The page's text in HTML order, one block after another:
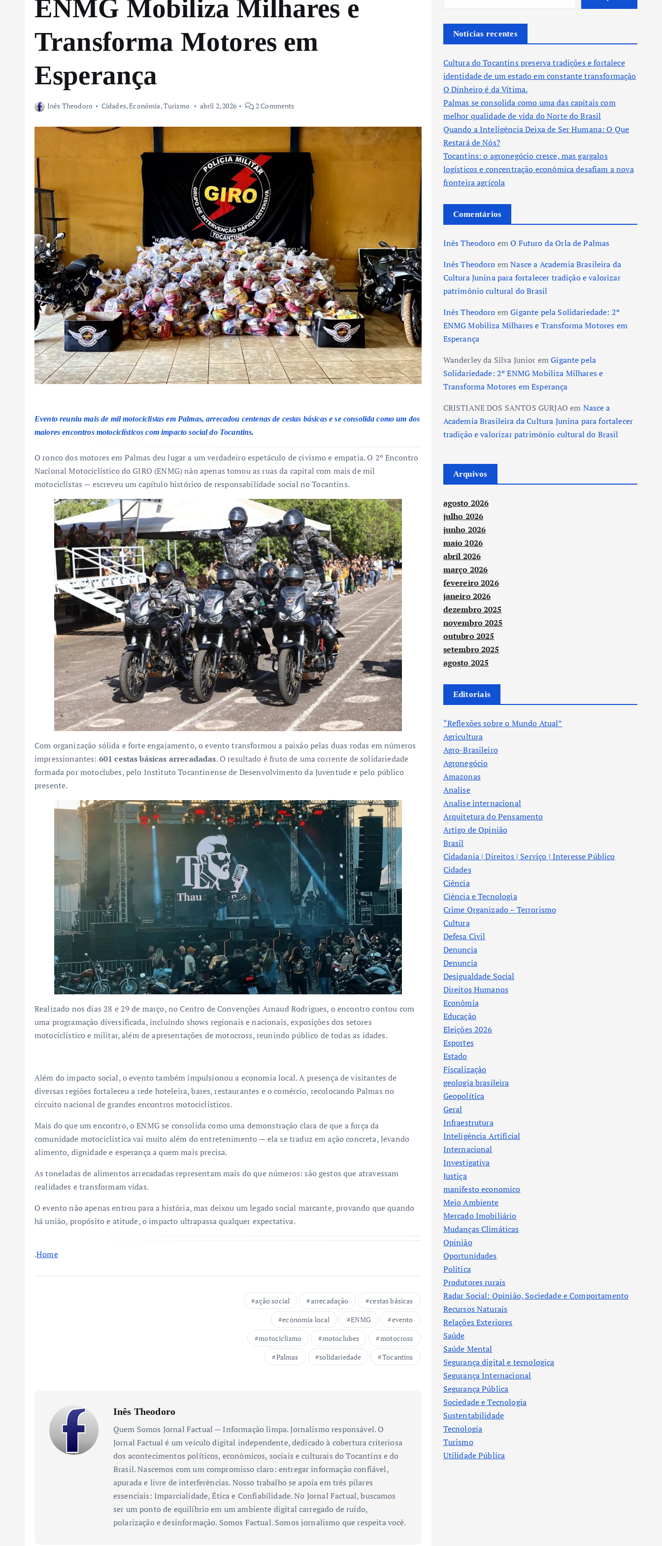
ENMG Mobiliza Milhares e
Transforma Motores em
Esperança
Inês Theodoro Cidades,Econômia,Turismo abril 2, 2026 2 Comments
Evento reuniu mais de mil motociclistas em Palmas, arrecadou centenas de cestas básicas e se consolida como um dos
maiores encontros motociclísticos com impacto social do Tocantins.
O ronco dos motores em Palmas deu lugar a um verdadeiro espetáculo de civismo e empatia. O 2º Encontro
Nacional Motociclístico do GIRO (ENMG) não apenas tomou as ruas da capital com mais de mil
motociclistas — escreveu um capítulo histórico de responsabilidade social no Tocantins.
Com organização sólida e forte engajamento, o evento transformou a paixão pelas duas rodas em números
impressionantes: 601 cestas básicas arrecadadas. O resultado é fruto de uma corrente de solidariedade
formada por motoclubes, pelo Instituto Tocantinense de Desenvolvimento da Juventude e pelo público
presente.
Realizado nos dias 28 e 29 de março, no Centro de Convenções Arnaud Rodrigues, o encontro contou com
uma programação diversificada, incluindo shows regionais e nacionais, exposições dos setores
motociclístico e militar, além de apresentações de motocross, reunindo público de todas as idades.
Além do impacto social, o evento também impulsionou a economia local. A presença de visitantes de
diversas regiões fortaleceu a rede hoteleira, bares, restaurantes e o comércio, recolocando Palmas no
circuito nacional de grandes encontros motociclísticos.
Mais do que um encontro, o ENMG se consolida como uma demonstração clara de que a força da
comunidade motociclística vai muito além do entretenimento — ela se traduz em ação concreta, levando
alimento, dignidade e esperança a quem mais precisa.
As toneladas de alimentos arrecadadas representam mais do que números: são gestos que atravessam
realidades e transformam vidas.
O evento não apenas entrou para a história, mas deixou um legado social marcante, provando que quando
há união, propósito e atitude, o impacto ultrapassa qualquer expectativa.
.Home
ação social arrecadação
cestas básicas
economia local
ENMG
evento
motociclismo
motoclubes
motocross
Palmas
solidariedade Tocantins
Inês Theodoro
Quem Somos Jornal Factual — Informação limpa. Jornalismo responsável. O
Jornal Factual é um veículo digital independente, dedicado à cobertura criteriosa
dos acontecimentos políticos, econômicos, sociais e culturais do Tocantins e do
Brasil. Nascemos com um compromisso claro: entregar informação confiável,
apurada e livre de interferências. Nosso trabalho se apoia em três pilares
essenciais: Imparcialidade, Ética e Confiabilidade. No Jornal Factual, buscamos
ser um ponto de equilíbrio em um ambiente digital carregado de ruído,
polarização e desinformação. Somos Factual. Somos jornalismo que respeita você.
Notícias recentes
Cultura do Tocantins preserva tradições e fortalece
identidade de um estado em constante transformação
O Dinheiro é da Vítima.
Palmas se consolida como uma das capitais com
melhor qualidade de vida do Norte do Brasil
Quando a Inteligência Deixa de Ser Humana: O Que
Restará de Nós?
Tocantins: o agronegócio cresce, mas gargalos
logísticos e concentração econômica desafiam a nova
fronteira agrícola
Comentários
Inês Theodoro emO Futuro da Orla de Palmas
Inês Theodoro emNasce a Academia Brasileira da
Cultura Junina para fortalecer tradição e valorizar
patrimônio cultural do Brasil
Inês Theodoro emGigante pela Solidariedade: 2º
ENMG Mobiliza Milhares e Transforma Motores em
Esperança
Wanderley da Silva Junior emGigante pela
Solidariedade: 2º ENMG Mobiliza Milhares e
Transforma Motores em Esperança
CRISTIANE DOS SANTOS GURJAO em Nasce a
Academia Brasileira da Cultura Junina para fortalecer
tradição e valorizar patrimônio cultural do Brasil
Arquivos
agosto 2026
julho 2026
junho 2026
maio 2026
abril 2026
março 2026
fevereiro 2026
janeiro 2026
dezembro 2025
novembro 2025
outubro 2025
setembro 2025
agosto 2025
Editoriais
“Reflexões sobre o Mundo Atual”
Agricultura
Agro-Brasileiro
Agronegócio
Amazonas
Analise
Analise internacional
Arquitetura do Pensamento
Artigo de Opinião
Brasil
Cidadania | Direitos | Serviço | Interesse Público
Cidades
Ciência
Ciência e Tecnologia
Crime Organizado – Terrorismo
Cultura
Defesa Civil
Denuncia
Denuncia
Desigualdade Social
Direitos Humanos
Econômia
Educação
Eleições 2026
Esportes
Estado
Fiscalização
geologia brasileira
Geopolítica
Geral
Infraestrutura
Inteligência Artificial
Internacional
Investigativa
Justiça
manifesto economico
Meio Ambiente
Mercado Imobiliário
Mudanças Climáticas
Opinião
Oportunidades
Política
Produtores rurais
Radar Social: Opinião, Sociedade e Comportamento
Recursos Naturais
Relações Exteriores
Saúde
Saúde Mental
Segurança digital e tecnologica
Segurança Internacional
Segurança Pública
Sociedade e Tecnologia
Sustentabilidade
Tecnologia
Turismo
Utilidade Pública